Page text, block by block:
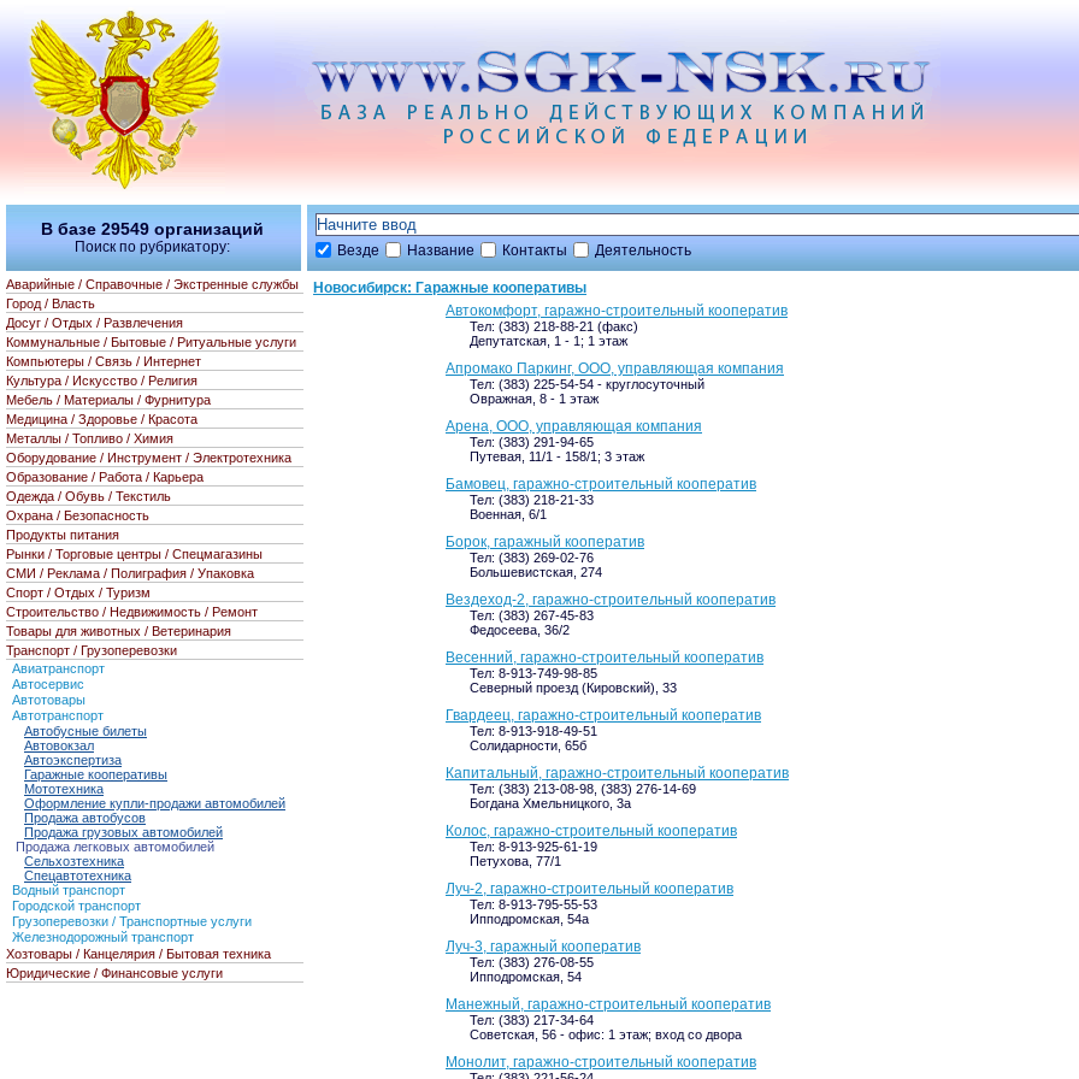
Везде Название Контакты Деятельность
Новосибирск: Гаражные кооперативы
Автокомфорт, гаражно-строительный кооператив
Тел: (383) 218-88-21 (факс)
Депутатская, 1 - 1; 1 этаж
Апромако Паркинг, ООО, управляющая компания
Тел: (383) 225-54-54 - круглосуточный
Овражная, 8 - 1 этаж
Арена, ООО, управляющая компания
Тел: (383) 291-94-65
Путевая, 11/1 - 158/1; 3 этаж
Бамовец, гаражно-строительный кооператив
Тел: (383) 218-21-33
Военная, 6/1
Борок, гаражный кооператив
Тел: (383) 269-02-76
Большевистская, 274
Вездеход-2, гаражно-строительный кооператив
Тел: (383) 267-45-83
Федосеева, 36/2
Весенний, гаражно-строительный кооператив
Тел: 8-913-749-98-85
Северный проезд (Кировский), 33
Гвардеец, гаражно-строительный кооператив
Тел: 8-913-918-49-51
Солидарности, 65б
Капитальный, гаражно-строительный кооператив
Тел: (383) 213-08-98, (383) 276-14-69
Богдана Хмельницкого, 3а
Колос, гаражно-строительный кооператив
Тел: 8-913-925-61-19
Петухова, 77/1
Луч-2, гаражно-строительный кооператив
Тел: 8-913-795-55-53
Ипподромская, 54а
Луч-3, гаражный кооператив
Тел: (383) 276-08-55
Ипподромская, 54
Манежный, гаражно-строительный кооператив
Тел: (383) 217-34-64
Советская, 56 - офис: 1 этаж; вход со двора
Монолит, гаражно-строительный кооператив
В базе 29549 организаций
Поиск по рубрикатору:
Аварийные / Справочные / Экстренные службы
Город / Власть
Досуг / Отдых / Развлечения
Коммунальные / Бытовые / Ритуальные услуги
Компьютеры / Связь / Интернет
Культура / Искусство / Религия
Мебель / Материалы / Фурнитура
Медицина / Здоровье / Красота
Металлы / Топливо / Химия
Оборудование / Инструмент / Электротехника
Образование / Работа / Карьера
Одежда / Обувь / Текстиль
Охрана / Безопасность
Продукты питания
Рынки / Торговые центры / Спецмагазины
СМИ / Реклама / Полиграфия / Упаковка
Спорт / Отдых / Туризм
Строительство / Недвижимость / Ремонт
Товары для животных / Ветеринария
Транспорт / Грузоперевозки
Авиатранспорт
Автосервис
Автотовары
Автотранспорт
Автобусные билеты
Автовокзал
Автоэкспертиза
Гаражные кооперативы
Мототехника
Оформление купли-продажи автомобилей
Продажа автобусов
Продажа грузовых автомобилей
Продажа легковых автомобилей
Сельхозтехника
Спецавтотехника
Водный транспорт
Городской транспорт
Грузоперевозки / Транспортные услуги
Железнодорожный транспорт
Хозтовары / Канцелярия / Бытовая техника
Юридические / Финансовые услуги